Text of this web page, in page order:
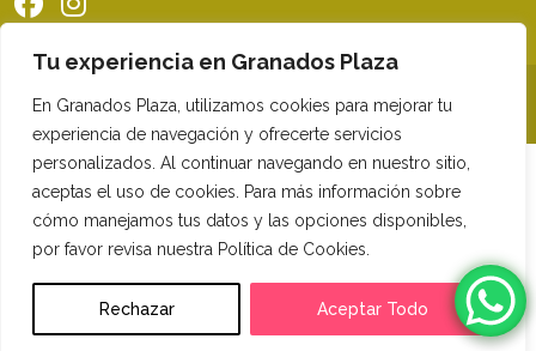
Tu experiencia en Granados Plaza
En Granados Plaza, utilizamos cookies para mejorar tu
experiencia de navegación y ofrecerte servicios
personalizados. Al continuar navegando en nuestro sitio,
aceptas el uso de cookies. Para más información sobre
cómo manejamos tus datos y las opciones disponibles,
por favor revisa nuestra Política de Cookies.
Rechazar Aceptar Todo
©2026 Granados Plaza. Todos los derechos reservados